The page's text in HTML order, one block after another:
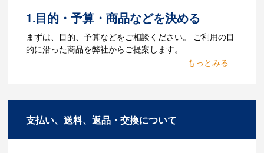
Q：ウェブサイトに掲載され
ていないオリジナルのノベル
タマイズが可能です。お気軽にご相談く
1.目的・予算・商品などを決める
まずは、目的、予算などをご相談ください。 ご利用の目
的に沿った商品を弊社からご提案します。
お見積を弊社からお出しします。
3.発注・データ入稿
支払い、送料、返品・交換について